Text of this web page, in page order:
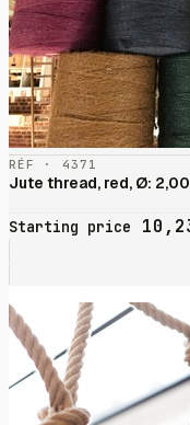
RÉF · 4371
Jute thread, red, Ø:
Starting price